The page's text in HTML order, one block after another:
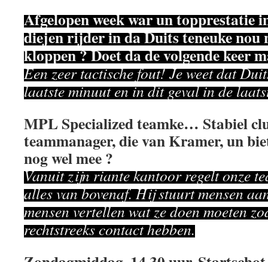
Afgelopen week war un topprestatie
diejen rijder in da Duits teneuke nou
kloppen ? Doet da de volgende keer
Een zeer tactische fout! Je weet dat
laatste minuut en in dit geval in de
MPL Specialized teamke… Stabiel
teammanager, die van Kramer, un
nog wel mee ?
Vanuit zijn riante kantoor regelt onze
alles van bovenaf. Hij stuurt mensen
mensen vertellen wat ze doen moeten
rechtstreeks contact hebben.